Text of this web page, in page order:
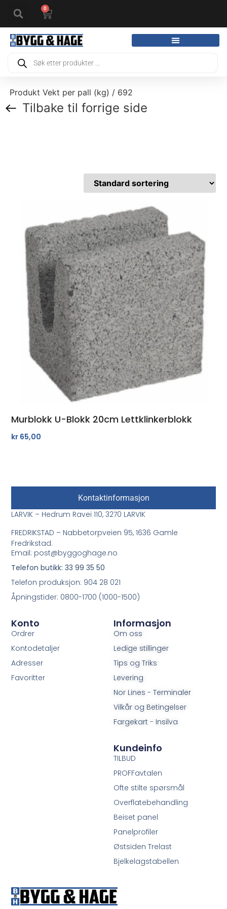
0
Produkt Vekt per pall (kg) / 692
Tilbake til forrige side
Murblokk U-Blokk 20cm Lettklinkerblokk
kr 65,00
Informasjon
Om oss
Ledige stillinger
Tips og Triks
Levering
Nor Lines - Terminaler
Vilkår og Betingelser
Fargekart - Insilva
Konto
Ordrer
Kontodetaljer
Adresser
Favoritter
Kundeinfo
TILBUD
PROFFavtalen
Ofte stilte spørsmål
Overflatebehandling
Beiset panel
Panelprofiler
Østsiden Trelast
Bjelkelagstabellen
Kontaktinformasjon
LARVIK – Hedrum Ravei 110, 3270 LARVIK
FREDRIKSTAD – Nabbetorpveien 95, 1636 Gamle
Fredrikstad.
Email: post@byggoghage.no
Telefon butikk: 33 99 35 50
Telefon produksjon: 904 28 021
Åpningstider: 0800-1700 (1000-1500)